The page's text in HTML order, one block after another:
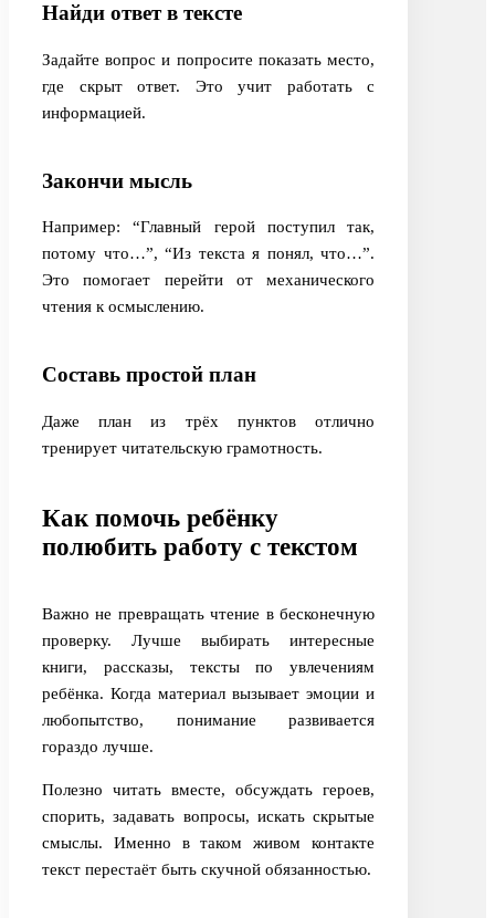
Найди ответ в тексте
Задайте вопрос и попросите показать место,
где скрыт ответ. Это учит работать с
информацией.
Закончи мысль
Например: “Главный герой поступил так,
потому что…”, “Из текста я понял, что…”.
Это помогает перейти от механического
чтения к осмыслению.
Составь простой план
Даже план из трёх пунктов отлично
тренирует читательскую грамотность.
Как помочь ребёнку
полюбить работу с текстом
Важно не превращать чтение в бесконечную
проверку. Лучше выбирать интересные
книги, рассказы, тексты по увлечениям
ребёнка. Когда материал вызывает эмоции и
любопытство, понимание развивается
гораздо лучше.
Полезно читать вместе, обсуждать героев,
спорить, задавать вопросы, искать скрытые
смыслы. Именно в таком живом контакте
текст перестаёт быть скучной обязанностью.